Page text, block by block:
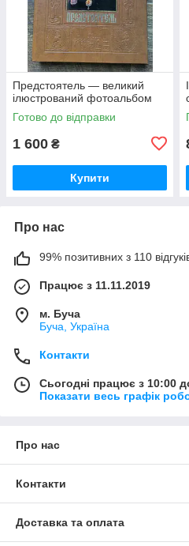
Предстоятель — великий
ілюстрований фотоальбом
Готово до відправки
1 600 ₴
Купити
Про нас
99% позитивних з 110
Працює з 11.11.2019
м. Буча
Буча, Україна
Контакти
Сьогодні працює з 10:00
Показати весь графік
Про нас
Контакти
Доставка та оплата